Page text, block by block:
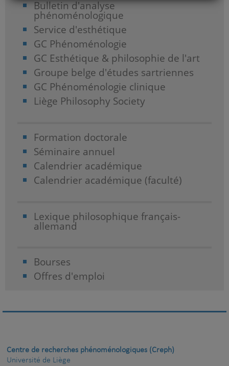
Bulletin d'analyse
phénoménologique
Service d'esthétique
GC Phénoménologie
GC Esthétique & philosophie de l'art
Groupe belge d'études sartriennes
GC Phénoménologie clinique
Liège Philosophy Society
Formation doctorale
Séminaire annuel
Calendrier académique
Calendrier académique (faculté)
Lexique philosophique français-
allemand
Bourses
Offres d'emploi
Centre de recherches phénoménologiques (Creph)
Université de Liège